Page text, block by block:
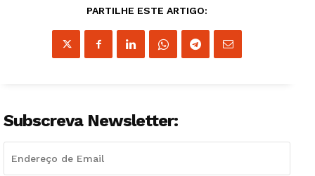
PARTILHE ESTE ARTIGO:
Subscreva Newsletter: